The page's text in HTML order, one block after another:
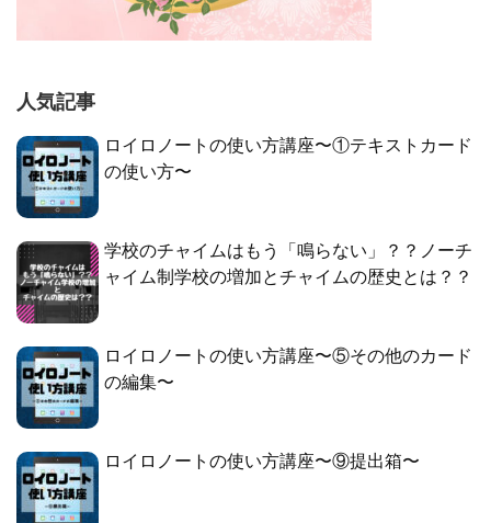
人気記事
ロイロノートの使い方講座〜①テキストカード
の使い方〜
学校のチャイムはもう「鳴らない」？？ノーチ
ャイム制学校の増加とチャイムの歴史とは？？
ロイロノートの使い方講座〜⑤その他のカード
の編集〜
ロイロノートの使い方講座〜⑨提出箱〜